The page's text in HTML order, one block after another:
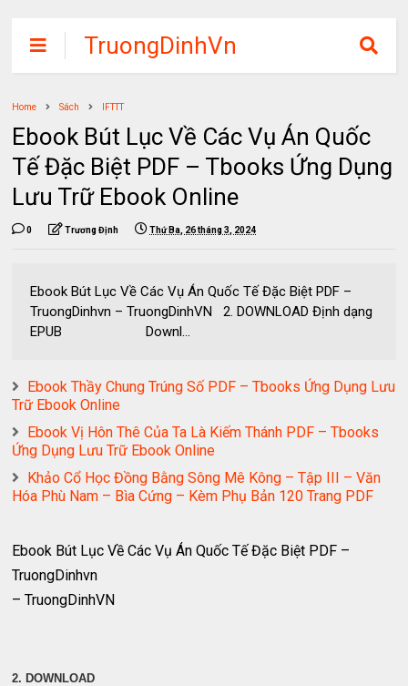
TruongDinhVn
Chia sẽ ebook,
các khóa học,
phần mềm học
tập miễn phí
Home Sách IFTTT
Ebook Bút Lục Về Các Vụ Án Quốc
Tế Đặc Biệt PDF – Tbooks Ứng Dụng
Lưu Trữ Ebook Online
0 Trương Định Thứ Ba, 26 tháng 3, 2024
Ebook Bút Lục Về Các Vụ Án Quốc Tế Đặc Biệt PDF –
TruongDinhvn – TruongDinhVN 2. DOWNLOAD Định dạng
EPUB Downl...
Ebook Thầy Chung Trúng Số PDF – Tbooks Ứng Dụng Lưu
Trữ Ebook Online
Ebook Vị Hôn Thê Của Ta Là Kiếm Thánh PDF – Tbooks
Ứng Dụng Lưu Trữ Ebook Online
Khảo Cổ Học Đồng Bằng Sông Mê Kông – Tập III – Văn
Hóa Phù Nam – Bìa Cứng – Kèm Phụ Bản 120 Trang PDF
Ebook Bút Lục Về Các Vụ Án Quốc Tế Đặc Biệt PDF –
TruongDinhvn
– TruongDinhVN
2. DOWNLOAD